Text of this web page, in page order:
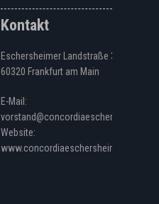
Kontakt
Eschersheimer Landstraße 328
60320 Frankfurt am Main
E-Mail:
vorstand@concordiaeschersheim.de
Website:
www.concordiaeschersheim.de